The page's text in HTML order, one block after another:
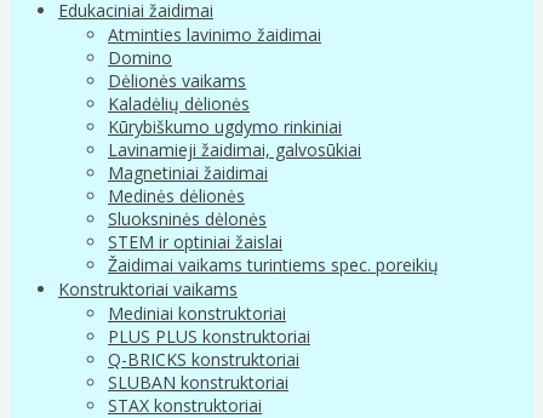
Edukaciniai žaidimai
Atminties lavinimo žaidimai
Domino
Dėlionės vaikams
Kaladėlių dėlionės
Kūrybiškumo ugdymo rinkiniai
Lavinamieji žaidimai, galvosūkiai
Magnetiniai žaidimai
Medinės dėlionės
Sluoksninės dėlonės
STEM ir optiniai žaislai
Žaidimai vaikams turintiems spec. poreikių
Konstruktoriai vaikams
Mediniai konstruktoriai
PLUS PLUS konstruktoriai
Q-BRICKS konstruktoriai
SLUBAN konstruktoriai
STAX konstruktoriai